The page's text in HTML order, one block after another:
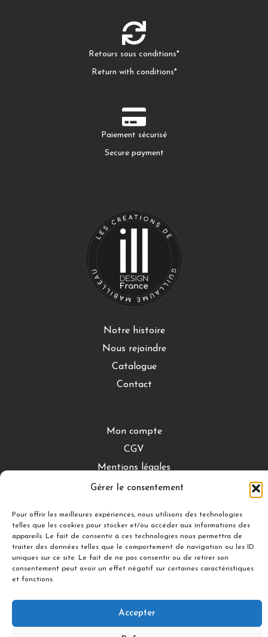
Gérer le consentement
Pour offrir les meilleures expériences, nous utilisons des technologies
telles que les cookies pour stocker et/ou accéder aux informations des
appareils. Le fait de consentir à ces technologies nous permettra de
traiter des données telles que le comportement de navigation ou les ID
uniques sur ce site. Le fait de ne pas consentir ou de retirer son
consentement peut avoir un effet négatif sur certaines caractéristiques
et fonctions.
Accepter
Retours sous conditions*
Return with conditions*
Paiement sécurisé
Secure payment
Notre histoire
Nous rejoindre
Catalogue
Contact
Mon compte
CGV
Mentions légales
Conditions de retour
DÉCOUVRIR
Nuances Gourmandes
Silicon’ Palet
Suivez-nous